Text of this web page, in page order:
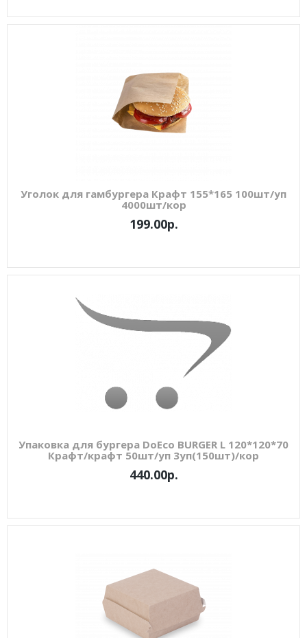
Уголок для гамбургера Крафт 155*165 100шт/уп
4000шт/кор
199.00р.
Упаковка для бургера DoEco BURGER L 120*120*70
Крафт/крафт 50шт/уп 3уп(150шт)/кор
440.00р.